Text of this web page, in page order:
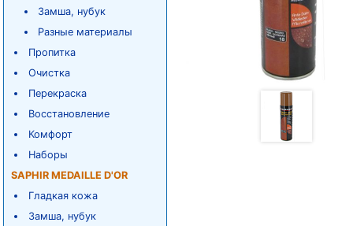
Замша, нубук
Разные материалы
Пропитка
Очистка
Перекраска
Восстановление
Комфорт
Наборы
SAPHIR MEDAILLE D'OR
Гладкая кожа
Замша, нубук